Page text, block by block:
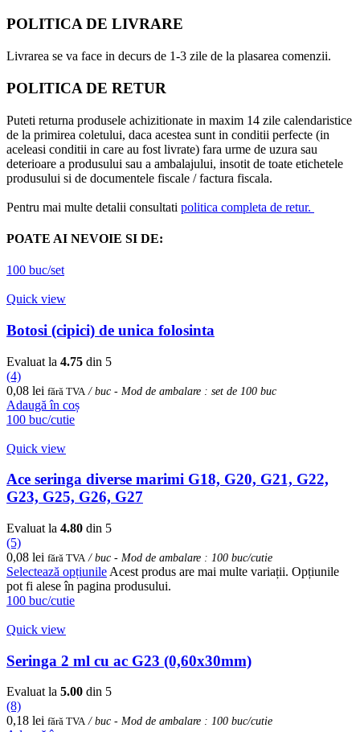
POLITICA DE LIVRARE
Livrarea se va face in decurs de 1-3 zile de la plasarea comenzii.
POLITICA DE RETUR
Puteti returna produsele achizitionate in maxim 14 zile calendaristice
de la primirea coletului, daca acestea sunt in conditii perfecte (in
aceleasi conditii in care au fost livrate) fara urme de uzura sau
deterioare a produsului sau a ambalajului, insotit de toate etichetele
produsului si de documentele fiscale / factura fiscala.
Pentru mai multe detalii consultati politica completa de retur.
POATE AI NEVOIE SI DE:
100 buc/set
Quick view
Botosi (cipici) de unica folosinta
Evaluat la 4.75 din 5
(4)
0,08 lei fără TVA / buc - Mod de ambalare : set de 100 buc
Adaugă în coș
100 buc/cutie
Quick view
Ace seringa diverse marimi G18, G20, G21, G22,
G23, G25, G26, G27
Evaluat la 4.80 din 5
(5)
0,08 lei fără TVA / buc - Mod de ambalare : 100 buc/cutie
Selectează opțiunile Acest produs are mai multe variații. Opțiunile
pot fi alese în pagina produsului.
100 buc/cutie
Quick view
Seringa 2 ml cu ac G23 (0,60x30mm)
Evaluat la 5.00 din 5
(8)
0,18 lei fără TVA/ buc - Mod de ambalare : 100 buc/cutie